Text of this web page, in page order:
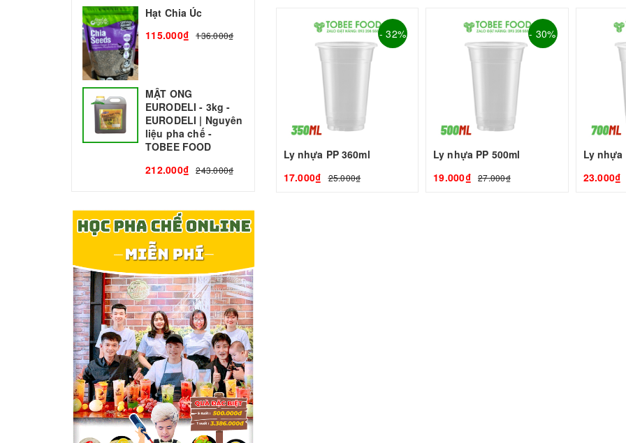
- 32%
Ly nhựa PP 360ml
17.000₫
25.000₫
- 30%
Ly nhựa PP 500ml
19.000₫ 27.000₫
Ly nhựa
23.000₫
Hạt Chia Úc
115.000₫
136.000₫
MẬT ONG
EURODELI - 3kg -
EURODELI | Nguyên
liệu pha chế -
TOBEE FOOD
212.000₫
243.000₫